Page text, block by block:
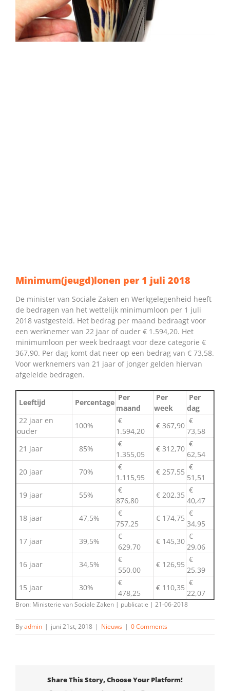
Minimum(jeugd)lonen per 1 juli 2018
De minister van Sociale Zaken en Werkgelegenheid heeft
de bedragen van het wettelijk minimumloon per 1 juli
2018 vastgesteld. Het bedrag per maand bedraagt voor
een werknemer van 22 jaar of ouder € 1.594,20. Het
minimumloon per week bedraagt voor deze categorie €
367,90. Per dag komt dat neer op een bedrag van € 73,58.
Voor werknemers van 21 jaar of jonger gelden hiervan
afgeleide bedragen.
Leeftijd Percentage
Per
maand
Per
week
Per
dag
22 jaar en
ouder
100%
€
1.594,20
€ 367,90
€
73,58
21 jaar
85%
€
1.355,05
€ 312,70
€
62,54
20 jaar
70%
€
1.115,95
€ 257,55
€
51,51
19 jaar
55%
€
876,80
€ 202,35
€
40,47
18 jaar
47,5%
€
757,25
€ 174,75
€
34,95
17 jaar
39,5%
€
629,70
€ 145,30
€
29,06
16 jaar
34,5%
€
550,00
€ 126,95
€
25,39
15 jaar
30%
€
478,25
€ 110,35
€
22,07
Bron: Ministerie van Sociale Zaken | publicatie | 21-06-2018
Byadmin | juni 21st, 2018 | Nieuws | 0 Comments
Share This Story, Choose Your Platform!